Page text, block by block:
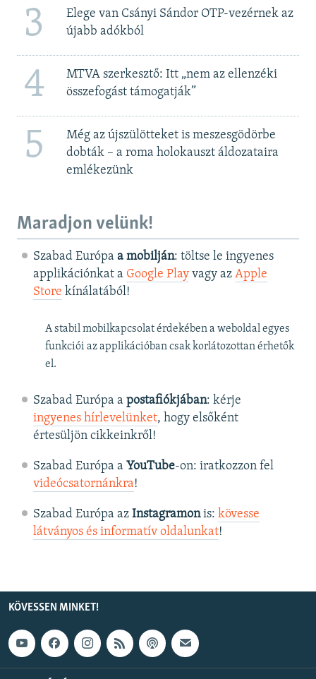
3
Elege van Csányi Sándor OTP-vezérnek az
újabb adókból
4
MTVA szerkesztő: Itt „nem az ellenzéki
összefogást támogatják”
5
Még az újszülötteket is meszesgödörbe
dobták – a roma holokauszt áldozataira
emlékezünk
Maradjon velünk!
Szabad Európa a mobilján: töltse le ingyenes
applikációnkat a Google Playvagy az Apple
Store kínálatából!
A stabil mobilkapcsolat érdekében a weboldal egyes
funkciói az applikációban csak korlátozottan érhetők
el.
Szabad Európa a postafiókjában: kérje
ingyenes hírlevelünket, hogy elsőként
értesüljön cikkeinkről!
Szabad Európa a YouTube-on: iratkozzon fel
videócsatornánkra!
Szabad Európa az Instagramonis: kövesse
látványos és informatív oldalunkat! ​
KÖVESSEN MINKET!